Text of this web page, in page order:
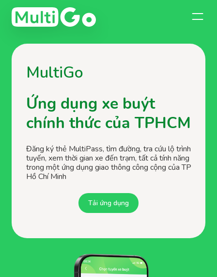
MultiGo
Ứng dụng xe buýt
chính thức của TPHCM
Đăng ký thẻ MultiPass, tìm đường, tra cứu lộ trình
tuyến, xem thời gian xe đến trạm, tất cả tính năng
trong một ứng dụng giao thông công cộng của TP
Hồ Chí Minh
Tải ứng dụng